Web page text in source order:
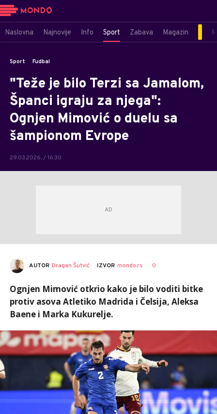
Naslovna Najnovije Info Sport Zabava Magazin
Sport Fudbal
"Teže je bilo Terzi sa Jamalom,
Španci igraju za njega":
Ognjen Mimović o duelu sa
šampionom Evrope
29.03.2026. / 16:30
AUTOR Dragan Šutvić IZVOR mondo.rs 0
Ognjen Mimović otkrio kako je bilo voditi bitke
protiv asova Atletiko Madrida i Čelsija, Aleksa
Baene i Marka Kukurelje.